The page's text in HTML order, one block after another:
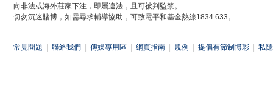
向非法或海外莊家下注，即屬違法，且可被判監禁。
切勿沉迷賭博，如需尋求輔導協助，可致電平和基金熱線1834 633。
常見問題 聯絡我們 傳媒專用區 網頁指南 規例 提倡有節制博彩 私